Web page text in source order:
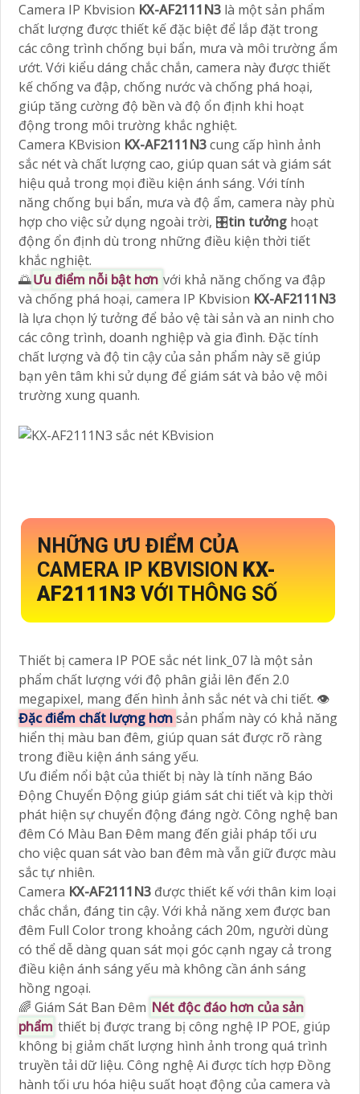
Camera IP Kbvision KX-AF2111N3 là một sản phẩm
chất lượng được thiết kế đặc biệt để lắp đặt trong
các công trình chống bụi bẩn, mưa và môi trường ẩm
ướt. Với kiểu dáng chắc chắn, camera này được thiết
kế chống va đập, chống nước và chống phá hoại,
giúp tăng cường độ bền và độ ổn định khi hoạt
động trong môi trường khắc nghiệt.
Camera KBvision KX-AF2111N3cung cấp hình ảnh
sắc nét và chất lượng cao, giúp quan sát và giám sát
hiệu quả trong mọi điều kiện ánh sáng. Với tính
năng chống bụi bẩn, mưa và độ ẩm, camera này phù
hợp cho việc sử dụng ngoài trời, 🎛tin tưởng hoạt
động ổn định dù trong những điều kiện thời tiết
khắc nghiệt.
🌅Ưu điểm nỗi bật hơn với khả năng chống va đập
và chống phá hoại, camera IP Kbvision KX-AF2111N3
là lựa chọn lý tưởng để bảo vệ tài sản và an ninh cho
các công trình, doanh nghiệp và gia đình. Đặc tính
chất lượng và độ tin cậy của sản phẩm này sẽ giúp
bạn yên tâm khi sử dụng để giám sát và bảo vệ môi
trường xung quanh.
NHỮNG ƯU ĐIỂM CỦA
CAMERA IP KBVISION KX-
AF2111N3 VỚI THÔNG SỐ
Thiết bị camera IP POE sắc nét link_07 là một sản
phẩm chất lượng với độ phân giải lên đến 2.0
megapixel, mang đến hình ảnh sắc nét và chi tiết. 👁
Đặc điểm chất lượng hơnsản phẩm này có khả năng
hiển thị màu ban đêm, giúp quan sát được rõ ràng
trong điều kiện ánh sáng yếu.
Ưu điểm nổi bật của thiết bị này là tính năng Báo
Động Chuyển Động giúp giám sát chi tiết và kịp thời
phát hiện sự chuyển động đáng ngờ. Công nghệ ban
đêm Có Màu Ban Đêm mang đến giải pháp tối ưu
cho việc quan sát vào ban đêm mà vẫn giữ được màu
sắc tự nhiên.
Camera KX-AF2111N3 được thiết kế với thân kim loại
chắc chắn, đáng tin cậy. Với khả năng xem được ban
đêm Full Color trong khoảng cách 20m, người dùng
có thể dễ dàng quan sát mọi góc cạnh ngay cả trong
điều kiện ánh sáng yếu mà không cần ánh sáng
hồng ngoại.
🌈 Giám Sát Ban Đêm Nét độc đáo hơn của sản
phẩm thiết bị được trang bị công nghệ IP POE, giúp
không bị giảm chất lượng hình ảnh trong quá trình
truyền tải dữ liệu. Công nghệ Ai được tích hợp Đồng
hành tối ưu hóa hiệu suất hoạt động của camera và